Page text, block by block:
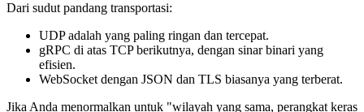
Dari sudut pandang transportasi:
UDP adalah yang paling ringan dan tercepat.
gRPC di atas TCP berikutnya, dengan sinar binari yang
efisien.
WebSocket dengan JSON dan TLS biasanya yang terberat.
Jika Anda menormalkan untuk "wilayah yang sama, perangkat keras